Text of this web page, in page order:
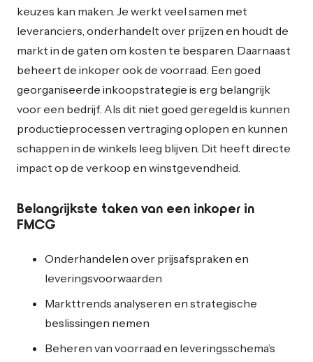
keuzes kan maken. Je werkt veel samen met
leveranciers, onderhandelt over prijzen en houdt de
markt in de gaten om kosten te besparen. Daarnaast
beheert de inkoper ook de voorraad. Een goed
georganiseerde inkoopstrategie is erg belangrijk
voor een bedrijf. Als dit niet goed geregeld is kunnen
productieprocessen vertraging oplopen en kunnen
schappen in de winkels leeg blijven. Dit heeft directe
impact op de verkoop en winstgevendheid.
Belangrijkste taken van een inkoper in
FMCG
Onderhandelen over prijsafspraken en
leveringsvoorwaarden
Markttrends analyseren en strategische
beslissingen nemen
Beheren van voorraad en leveringsschema’s